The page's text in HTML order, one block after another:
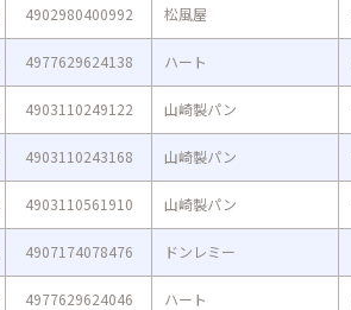
4902980400992 松風屋
4977629624138 ハート
4903110249122 山崎製パン
4903110243168 山崎製パン
4903110561910 山崎製パン
4907174078476 ドンレミー
4977629624046 ハート